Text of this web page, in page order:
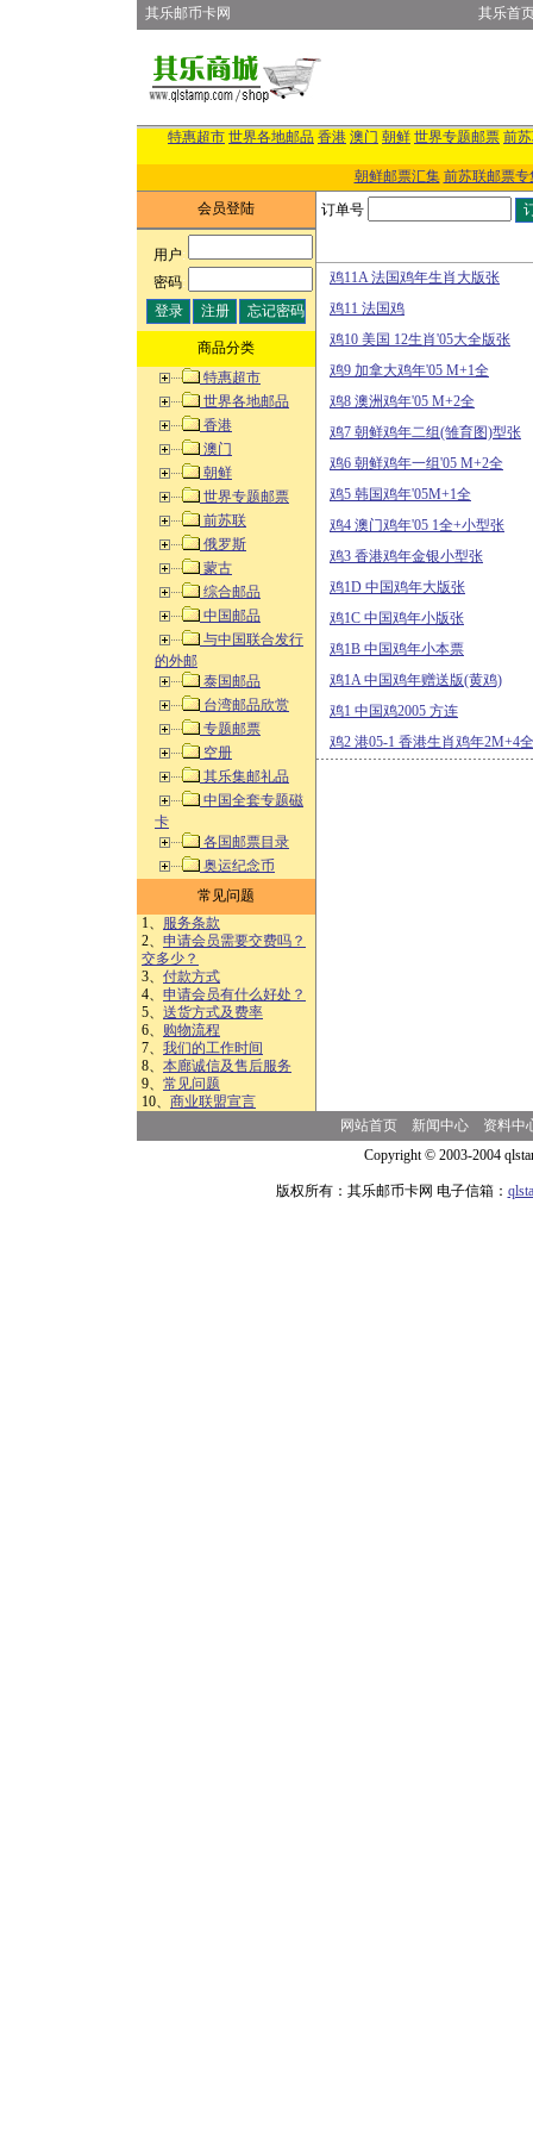
其乐邮币卡网 其乐首
特惠超市 世界各地邮品 香港 澳门 朝鲜 世界专题邮票 前
朝鲜邮票汇集 前苏联邮票专
会员登陆
用户:
密码:
商品分类
特惠超市
世界各地邮品
香港
澳门
朝鲜
世界专题邮票
前苏联
俄罗斯
蒙古
综合邮品
中国邮品
与中国联合发行
的外邮
泰国邮品
台湾邮品欣赏
专题邮票
空册
其乐集邮礼品
中国全套专题磁
卡
各国邮票目录
奥运纪念币
常见问题
1、 服务条款
2、 申请会员需要交费吗？
交多少？
3、 付款方式
4、 申请会员有什么好处？
5、 送货方式及费率
6、 购物流程
7、 我们的工作时间
8、 本廊诚信及售后服务
9、 常见问题
10、 商业联盟宣言
订单号
鸡11A 法国鸡年生肖大版张
鸡11 法国鸡
鸡10 美国 12生肖'05大全版张
鸡9 加拿大鸡年'05 M+1全
鸡8 澳洲鸡年'05 M+2全
鸡7 朝鲜鸡年二组(雏育图)型张
鸡6 朝鲜鸡年一组'05 M+2全
鸡5 韩国鸡年'05M+1全
鸡4 澳门鸡年'05 1全+小型张
鸡3 香港鸡年金银小型张
鸡1D 中国鸡年大版张
鸡1C 中国鸡年小版张
鸡1B 中国鸡年小本票
鸡1A 中国鸡年赠送版(黄鸡)
鸡1 中国鸡2005 方连
鸡2 港05-1 香港生肖鸡年2M+4全
网站首页 新闻中心
资料中
Copyright © 2003-2004
版权所有：其乐邮币卡网 电子信箱：